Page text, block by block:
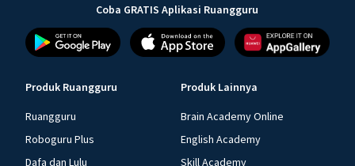
Coba GRATIS Aplikasi Ruangguru
Produk Ruangguru
Ruangguru
Roboguru Plus
Dafa dan Lulu
Produk Lainnya
Brain Academy Online
English Academy
Skill Academy